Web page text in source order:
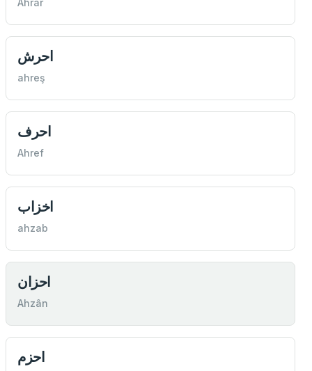
احرش
ahreş
احرف
Ahref
اخزاب
ahzab
احزان
Ahzân
احزم